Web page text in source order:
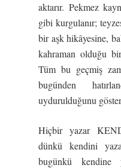
aktarır. Pekmez
gibi kurgulanır;
bir aşk hikâyesine,
kahraman olduğu
Tüm bu geçmiş
bugünden
uydurulduğunu
Hiçbir yazar
dünkü kendini
bugünkü kendine